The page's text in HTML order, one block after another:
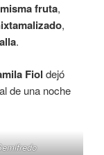
fruta,
,
.
Fiol dejó
de una noche